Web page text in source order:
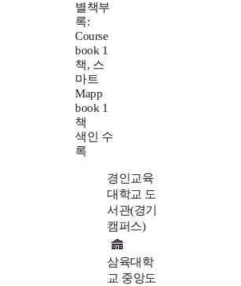
별책부
록:
Course
book 1
책, 스
마트
Mapp
book 1
책
색인 수
록
경인교육
대학교 도
서관(경기
캠퍼스)
삼육대학
교 중앙도